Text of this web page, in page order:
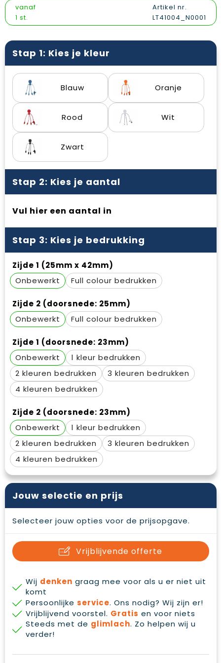
Gilets
Spellen voor binnen en buiten
Sport
Veiligheid, Auto en Fiets
Vrije tijd en Strand
Promotietassen
Reistassen
Rugzakken
Schoenentassen
Schoudertassen
Sporttassen
Strandtassen
Tablettassen
Toilettassen
Waterbestendige tassen
Duffeltassen
Goodiebags
Draagtassen
Reflecterende vesten
Regenkleding
Schoenen
Schorten en Sloven
Sweaters
T-Shirts
Veiligheidssignalering en Verlichting
Veiligheidsvesten en Veiligheidshesjes
Vesten
Gehoorbescherming
Oog- en gelaatsbescherming
Restauranttextiel
Hoofdbescherming
E.H.B.O.
Ademhalingsbescherming
vanaf
1 st.
Artikel nr.
LT41004_N0001
Stap 1: Kies je kleur
Blauw Oranje
Rood Wit
Zwart
Stap 2: Kies je aantal
Vul hier een aantal in
Stap 3: Kies je bedrukking
Zijde 1 (25mm x 42mm)
Onbewerkt
Full colour
Zijde 2 (doorsnede: 25mm)
Onbewerkt
Full colour
Zijde 1 (doorsnede: 23mm)
Onbewerkt
1
2
3
4
Zijde 2 (doorsnede: 23mm)
Onbewerkt
1
2
3
4
Jouw selectie en prijs
Selecteer jouw opties voor de prijsopgave.
Vrijblijvende offerte
Wij denken graag mee voor als u er niet uit
komt
Persoonlijke service. Ons nodig? Wij zijn er!
Vrijblijvend voorstel. Gratis en voor niets
Steeds met de glimlach. Zo helpen wij u
verder!